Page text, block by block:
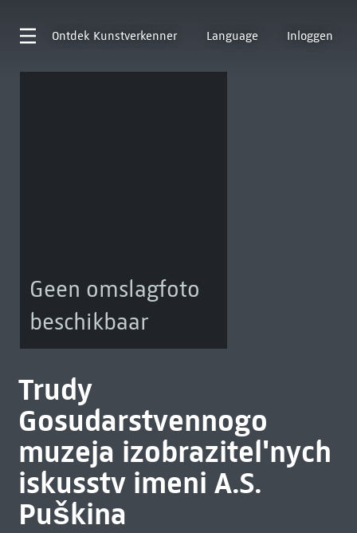
Ontdek Kunstverkenner Language Inloggen
Geen omslagfoto
beschikbaar
Trudy
Gosudarstvennogo
muzeja izobrazitelʹnych
iskusstv imeni A.S.
Puškina